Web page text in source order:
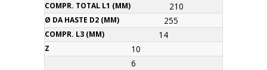
210
255
14
10
6